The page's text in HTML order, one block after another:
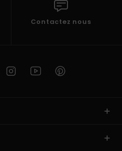
Contactez nous